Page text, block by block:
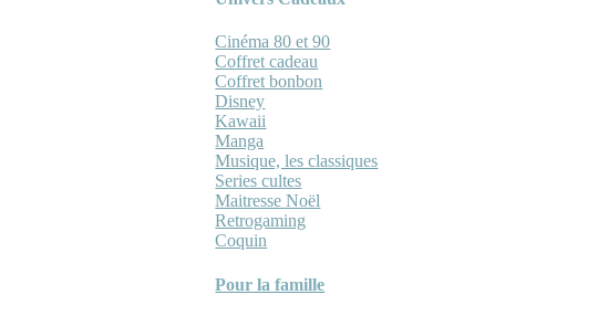
Cinéma 80 et 90
Coffret cadeau
Coffret bonbon
Disney
Kawaii
Manga
Musique, les classiques
Series cultes
Maitresse Noël
Retrogaming
Coquin
Pour la famille